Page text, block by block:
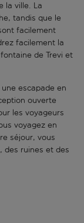
la ville. La
tandis que le
facilement
facilement la
de Trevi et
escapade en
ouverte
les voyageurs
voyagez en
séjour, vous
des ruines et des